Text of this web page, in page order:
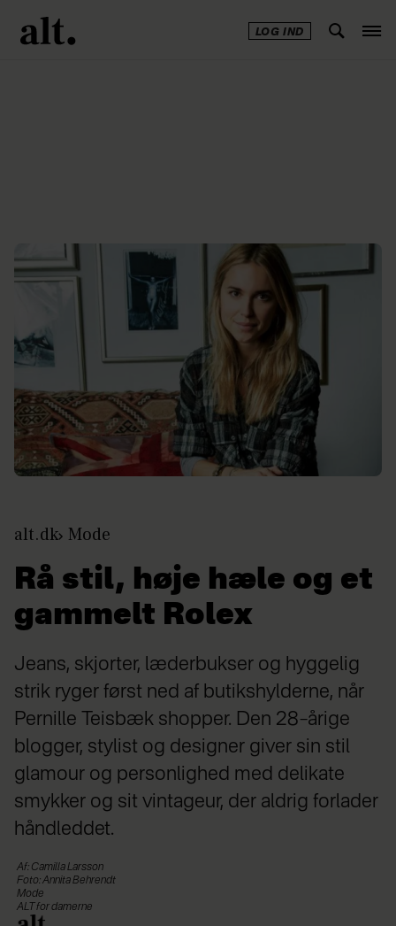
LOG IND
alt.dk Mode
Rå stil, høje hæle og et
gammelt Rolex
Jeans, skjorter, læderbukser og hyggelig
strik ryger først ned af butikshylderne, når
Pernille Teisbæk shopper. Den 28–årige
blogger, stylist og designer giver sin stil
glamour og personlighed med delikate
smykker og sit vintageur, der aldrig forlader
håndleddet.
Af: Camilla Larsson
Foto: Annita Behrendt
Mode
ALT for damerne